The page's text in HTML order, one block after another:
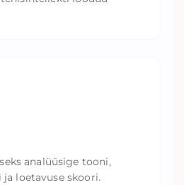
analüüsige tooni,
loetavuse skoori.